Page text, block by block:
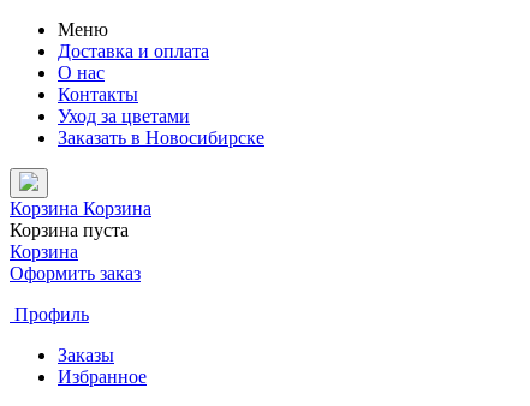
Меню
Доставка и оплата
О нас
Контакты
Уход за цветами
Заказать в Новосибирске
Корзина Корзина
Корзина пуста
Корзина
Оформить заказ
Профиль
Заказы
Избранное